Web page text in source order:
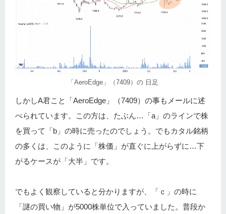
「AeroEdge」（7409）の 日足
しかしA君こと「AeroEdge」（7409）の事もメールに述
べられています。この方は、たぶん…「a」のラインで株
を買って「b」の時に売ったのでしょう。でもカタル銘柄
の多くは、このように「株価」が直ぐに上がらずに…下
がるケースが「大半」です。
でもよく観察していると分かりますが、「ｃ」の時に
「謎の買い物」が5000株単位で入っていました。普段か